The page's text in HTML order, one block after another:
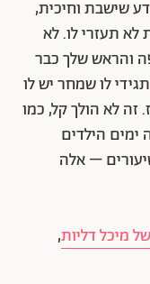
שישבת וחיכית,
לא תעזרי לו. לא
והראש שלך כבר
לו שמחר יש לו
לא הולך קל, כמו
ימים הילדים
– אלה
מיכל דליות,